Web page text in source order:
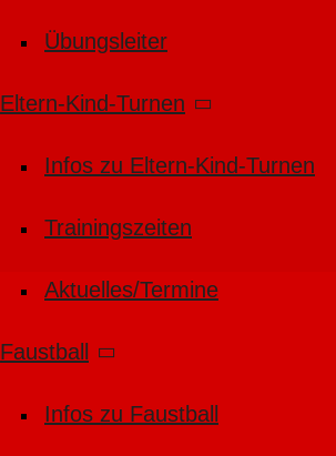
Übungsleiter
Eltern-Kind-Turnen
Infos zu Eltern-Kind-Turnen
Trainingszeiten
Aktuelles/Termine
Faustball
Infos zu Faustball